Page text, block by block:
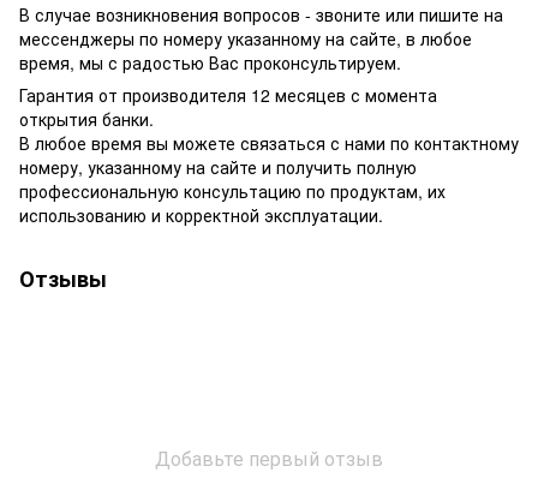
В случае возникновения вопросов - звоните или пишите на
мессенджеры по номеру указанному на сайте, в любое
время, мы с радостью Вас проконсультируем.
Гарантия от производителя 12 месяцев с момента
открытия банки.
В любое время вы можете связаться с нами по контактному
номеру, указанному на сайте и получить полную
профессиональную консультацию по продуктам, их
использованию и корректной эксплуатации.
Отзывы
Добавьте первый отзыв